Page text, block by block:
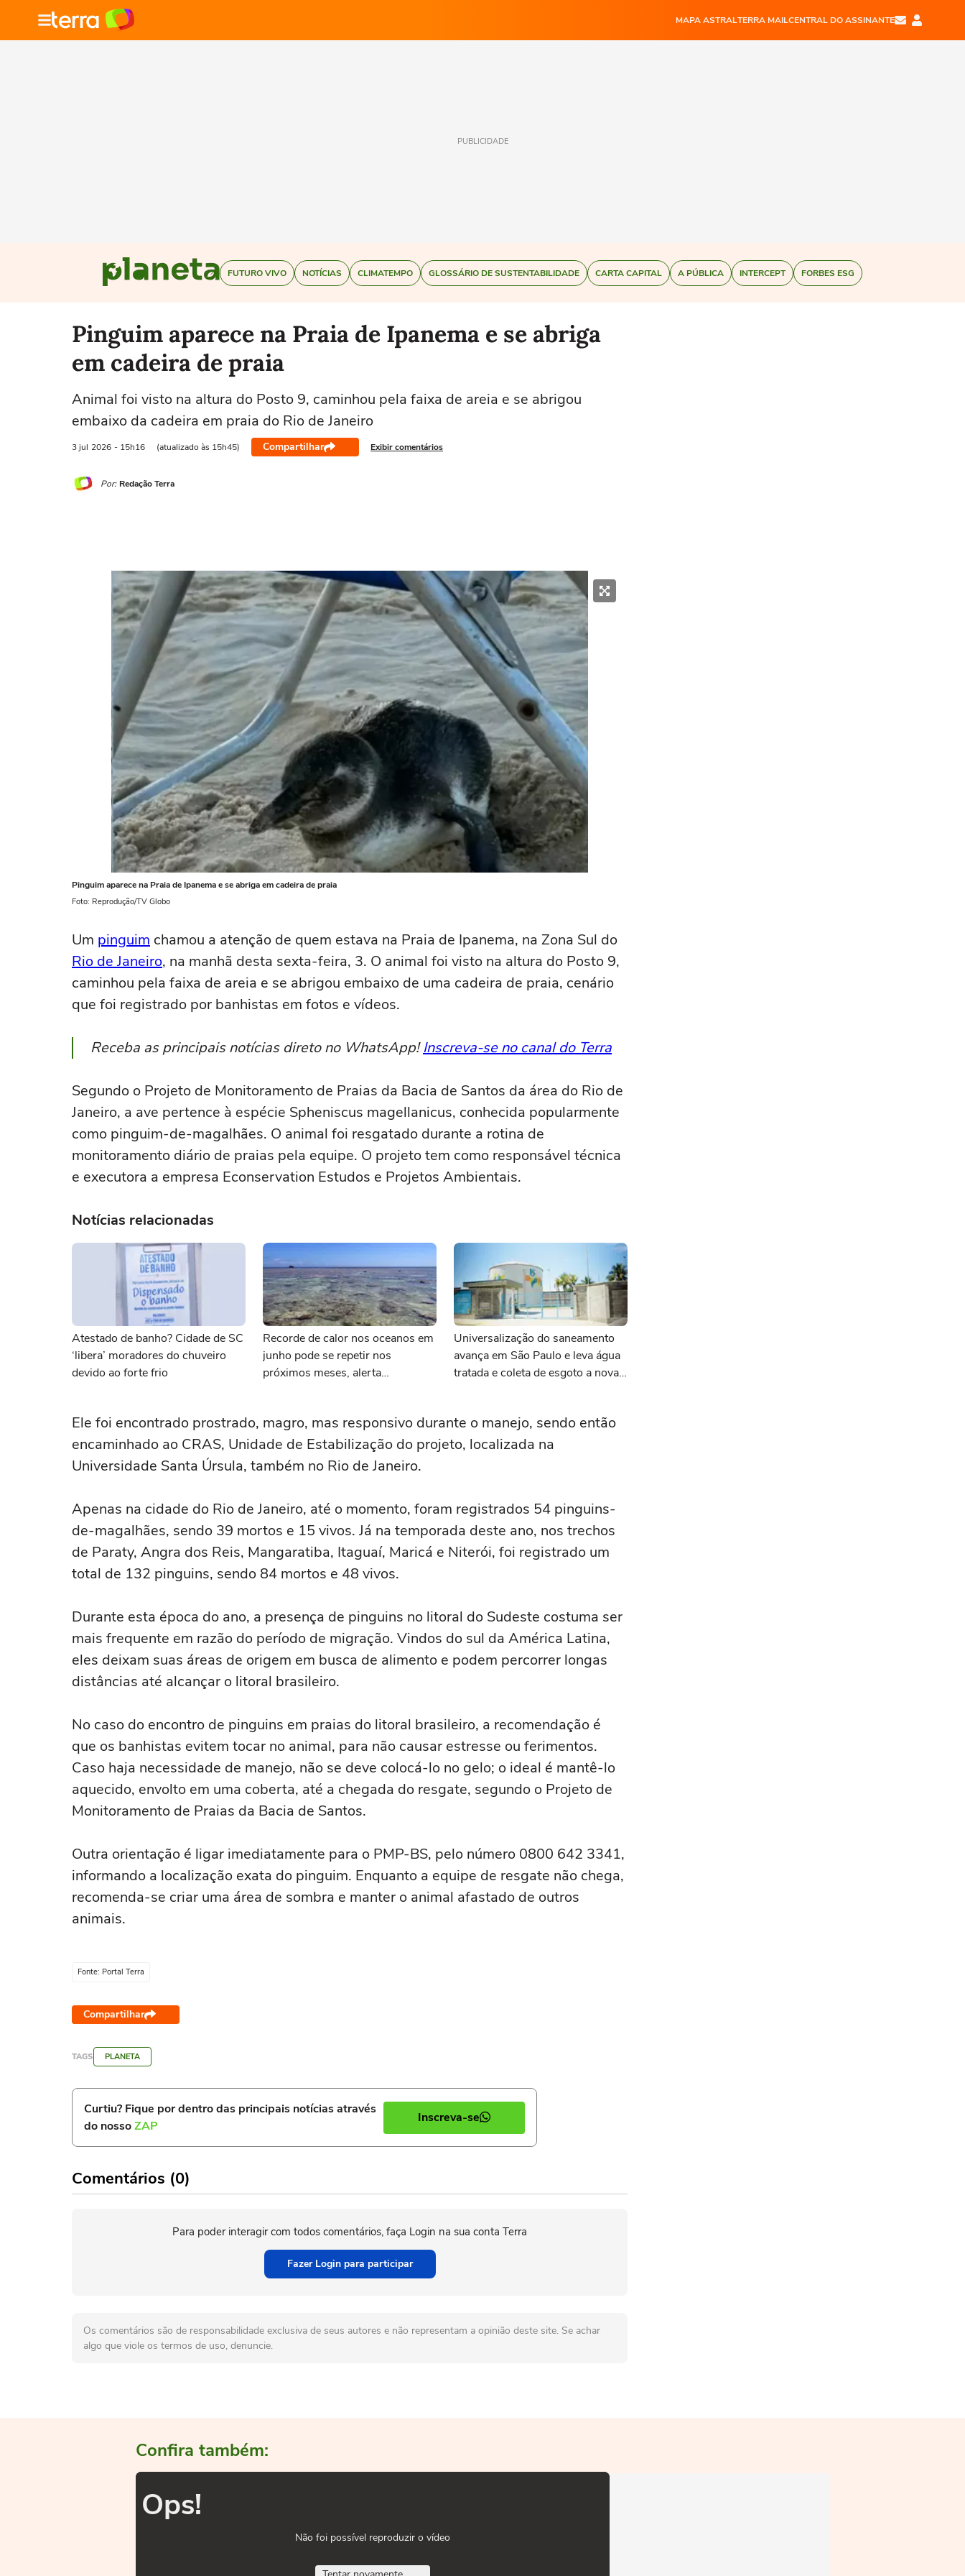
MAPA ASTRALTERRA MAILCENTRAL DO ASSINANTE
PUBLICIDADE
FUTURO VIVO NOTÍCIAS CLIMATEMPO GLOSSÁRIO DE SUSTENTABILIDADE CARTA CAPITAL A PÚBLICA INTERCEPT FORBES ESG
Pinguim aparece na Praia de Ipanema e se abriga
em cadeira de praia
Animal foi visto na altura do Posto 9, caminhou pela faixa de areia e se abrigou
embaixo da cadeira em praia do Rio de Janeiro
3 jul 2026 - 15h16 (atualizado às 15h45) Compartilhar Exibir comentários
Por: Redação Terra
Pinguim aparece na Praia de Ipanema e se abriga em cadeira de praia
Foto: Reprodução/TV Globo
Um pinguim chamou a atenção de quem estava na Praia de Ipanema, na Zona Sul do
Rio de Janeiro, na manhã desta sexta-feira, 3. O animal foi visto na altura do Posto 9,
caminhou pela faixa de areia e se abrigou embaixo de uma cadeira de praia, cenário
que foi registrado por banhistas em fotos e vídeos.
Receba as principais notícias direto no WhatsApp!Inscreva-se no canal do Terra
Segundo o Projeto de Monitoramento de Praias da Bacia de Santos da área do Rio de
Janeiro, a ave pertence à espécie Spheniscus magellanicus, conhecida popularmente
como pinguim-de-magalhães. O animal foi resgatado durante a rotina de
monitoramento diário de praias pela equipe. O projeto tem como responsável técnica
e executora a empresa Econservation Estudos e Projetos Ambientais.
Notícias relacionadas
Atestado de banho? Cidade de SC
‘libera’ moradores do chuveiro
devido ao forte frio
Recorde de calor nos oceanos em
junho pode se repetir nos
próximos meses, alerta
Universalização do saneamento
avança em São Paulo e leva água
tratada e coleta de esgoto a novas
Ele foi encontrado prostrado, magro, mas responsivo durante o manejo, sendo então
encaminhado ao CRAS, Unidade de Estabilização do projeto, localizada na
Universidade Santa Úrsula, também no Rio de Janeiro.
Apenas na cidade do Rio de Janeiro, até o momento, foram registrados 54 pinguins-
de-magalhães, sendo 39 mortos e 15 vivos. Já na temporada deste ano, nos trechos
de Paraty, Angra dos Reis, Mangaratiba, Itaguaí, Maricá e Niterói, foi registrado um
total de 132 pinguins, sendo 84 mortos e 48 vivos.
Durante esta época do ano, a presença de pinguins no litoral do Sudeste costuma ser
mais frequente em razão do período de migração. Vindos do sul da América Latina,
eles deixam suas áreas de origem em busca de alimento e podem percorrer longas
distâncias até alcançar o litoral brasileiro.
No caso do encontro de pinguins em praias do litoral brasileiro, a recomendação é
que os banhistas evitem tocar no animal, para não causar estresse ou ferimentos.
Caso haja necessidade de manejo, não se deve colocá-lo no gelo; o ideal é mantê-lo
aquecido, envolto em uma coberta, até a chegada do resgate, segundo o Projeto de
Monitoramento de Praias da Bacia de Santos.
Outra orientação é ligar imediatamente para o PMP-BS, pelo número 0800 642 3341,
informando a localização exata do pinguim. Enquanto a equipe de resgate não chega,
recomenda-se criar uma área de sombra e manter o animal afastado de outros
animais.
Fonte: Portal Terra
Compartilhar
TAGS PLANETA
Curtiu? Fique por dentro das principais notícias através
do nossoZAP
Inscreva-se
Comentários (0)
Para poder interagir com todos comentários, faça Login na sua conta Terra
Fazer Login para participar
Os comentários são de responsabilidade exclusiva de seus autores e não representam a opinião deste site. Se achar
algo que viole os termos de uso, denuncie.
Confira também:
Ops!
Não foi possível reproduzir o vídeo